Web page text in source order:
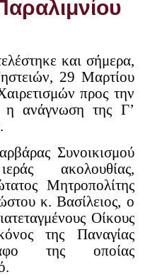
και σήμερα,
29 Μαρτίου
προς την
η ανάγνωση της Γ’
Συνοικισμού
ακολουθίας,
Μητροπολίτης
κ. Βασίλειος, ο
Οίκους
της Παναγίας
της οποίας